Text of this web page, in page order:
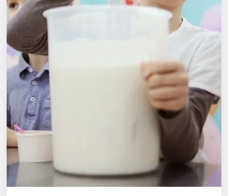
Города
Площадки
Артисты
Рейтинги